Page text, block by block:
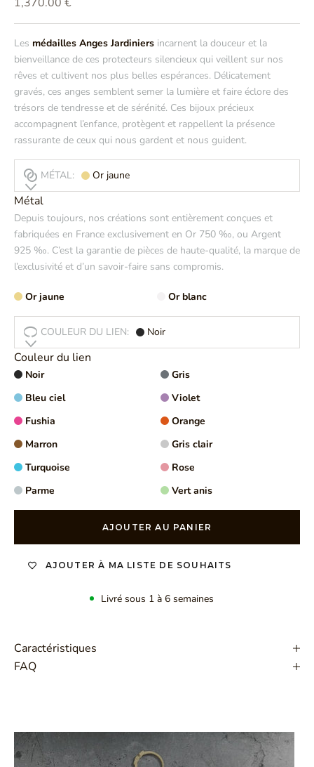
Les médailles Anges Jardiniers incarnent la douceur et la
bienveillance de ces protecteurs silencieux qui veillent sur nos
rêves et cultivent nos plus belles espérances. Délicatement
gravés, ces anges semblent semer la lumière et faire éclore des
trésors de tendresse et de sérénité. Ces bijoux précieux
accompagnent l’enfance, protègent et rappellent la présence
rassurante de ceux qui nous gardent et nous guident.
MÉTAL: Or jaune
Métal
Depuis toujours, nos créations sont entièrement conçues et
fabriquées en France exclusivement en Or 750 ‰, ou Argent
925 ‰. C’est la garantie de pièces de haute-qualité, la marque de
l’exclusivité et d’un savoir-faire sans compromis.
Or jaune Or blanc
COULEUR DU LIEN: Noir
Couleur du lien
Noir
Gris
Bleu ciel
Violet
Fushia
Orange
Marron
Gris clair
Turquoise
Rose
Parme
Vert anis
AJOUTER AU PANIER
AJOUTER À MA LISTE DE SOUHAITS
Livré sous 1 à 6 semaines
Caractéristiques
FAQ